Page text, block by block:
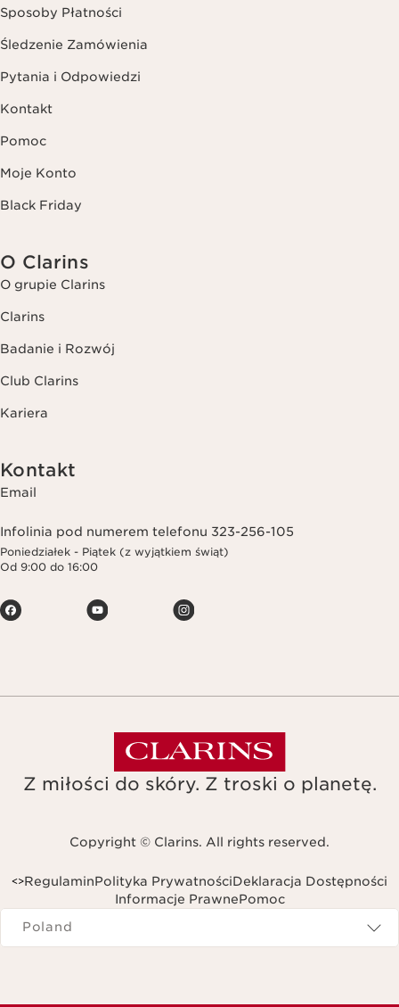
Sposoby Płatności
Śledzenie Zamówienia
Pytania i Odpowiedzi
Kontakt
Pomoc
Moje Konto
Black Friday
O Clarins
O grupie Clarins
Clarins
Badanie i Rozwój
Club Clarins
Kariera
Kontakt
Email
Infolinia pod numerem telefonu 323-256-105
Poniedziałek - Piątek (z wyjątkiem świąt)
Od 9:00 do 16:00
Z miłości do skóry. Z troski o planetę.
Copyright © Clarins. All rights reserved.
RegulaminPolityka PrywatnościDeklaracja Dostępności
<
Informacje Prawne
>
Pomoc
Navigates to
Poland